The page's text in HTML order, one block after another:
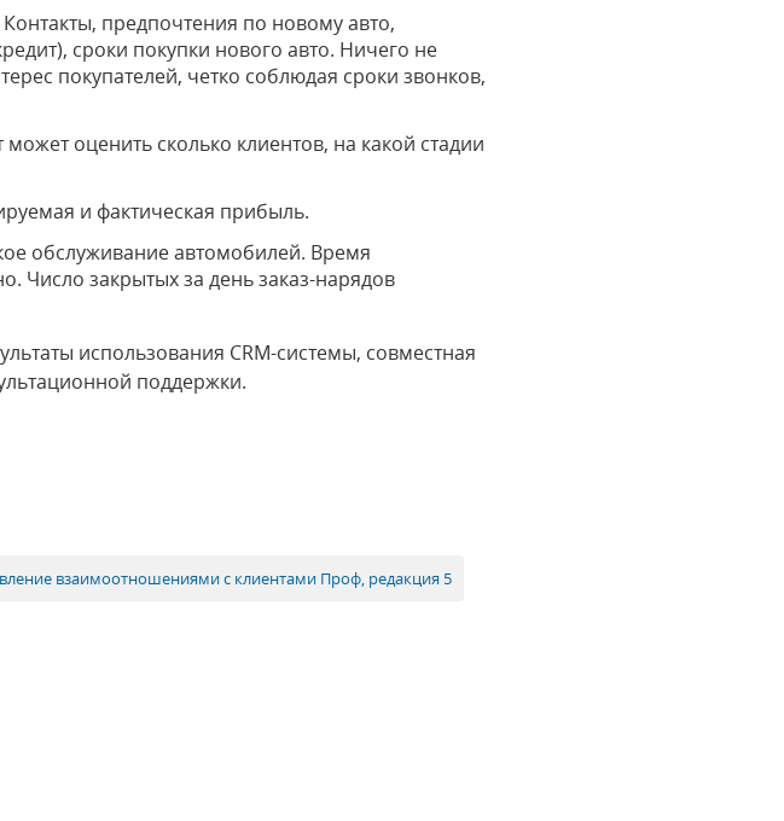
предпочтения по новому авто,
сроки покупки нового авто. Ничего не
покупателей, четко соблюдая сроки звонков,
оценить сколько клиентов, на какой стадии
и фактическая прибыль.
обслуживание автомобилей. Время
Число закрытых за день заказ-нарядов
использования CRM-системы, совместная
поддержки.
взаимоотношениями с клиентами Проф, редакция 5